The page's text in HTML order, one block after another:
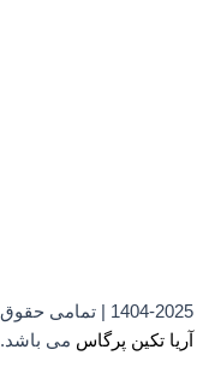
1404-2025 | تمامی حقوق محفوظ و متعلق به گروه طراحی و تولید
آریا تکین پرگاس می باشد.